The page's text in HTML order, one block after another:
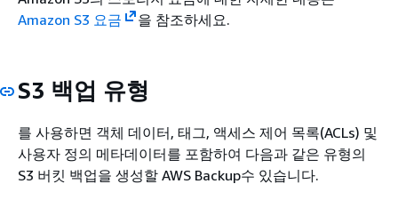
Amazon S3 요금
을 참조하세요.
S3 백업 유형
를 사용하면 객체 데이터, 태그, 액세스 제어 목록(ACLs) 및
사용자 정의 메타데이터를 포함하여 다음과 같은 유형의
S3 버킷 백업을 생성할 AWS Backup수 있습니다.